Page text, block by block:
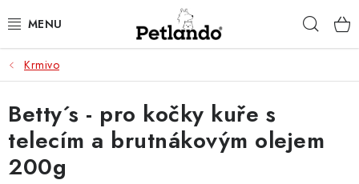
na
PRO PSY
PRO KOČKY
PRO PÁNÍČKY
Krmivo
Betty´s - pro kočky kuře s
telecím a brutnákovým olejem
200g